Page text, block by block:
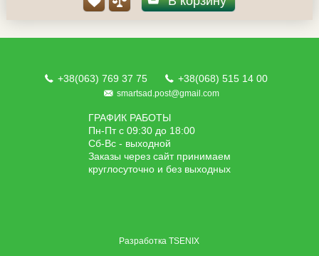
+38(063) 769 37 75 +38(068) 515 14 00
smartsad.post@gmail.com
ГРАФИК РАБОТЫ
Пн-Пт с 09:30 до 18:00
Сб-Вс - выходной
Заказы через сайт принимаем
круглосуточно и без выходных
РазработкаTSENIX